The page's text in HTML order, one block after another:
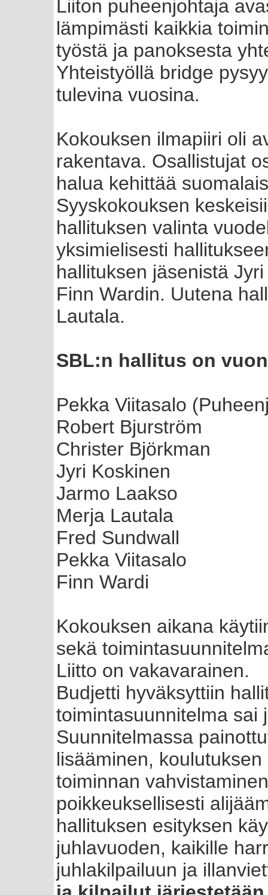
Liiton puheenjohtaja
lämpimästi kaikkia
työstä ja panoksesta
Yhteistyöllä bridge
tulevina vuosina.
Kokouksen ilmapiiri oli
rakentava. Osallistujat
halua kehittää
Syyskokouksen
hallituksen valinta
yksimielisesti
hallituksen jäsenistä
Finn Wardin. Uutena
Lautala.
SBL:n hallitus on
Pekka Viitasalo
Robert Bjurström
Christer Björkman
Jyri Koskinen
Jarmo Laakso
Merja Lautala
Fred Sundwall
Pekka Viitasalo
Finn Wardi
Kokouksen aikana
sekä
Liitto on vakavarainen.
Budjetti hyväksyttiin
toimintasuunnitelma sai
Suunnitelmassa
lisääminen,
toiminnan
poikkeuksellisesti
hallituksen esityksen
juhlavuoden, kaikille
juhlakilpailuun ja